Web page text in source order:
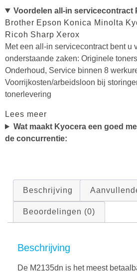
Voordelen all-in servicecontract
Brother Epson Konica Minolta
Ricoh Sharp Xerox
Met een all-in servicecontract bent u
onderstaande zaken: Originele
Onderhoud, Service binnen 8
Voorrijkosten/arbeidsloon bij
tonerlevering
Lees meer
Wat maakt Kyocera een goed
de concurrentie:
Beschrijving
Beoordelingen (0)
Beschrijving
De M2135dn is het meest